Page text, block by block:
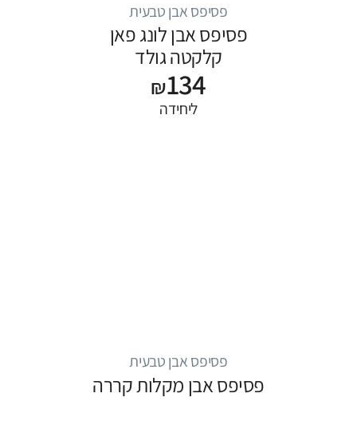
פסיפס אבן טבעית
פסיפס אבן לונג פאן
קלקטה גולד
₪134
ליחידה
פסיפס אבן טבעית
פסיפס אבן מקלות קררה